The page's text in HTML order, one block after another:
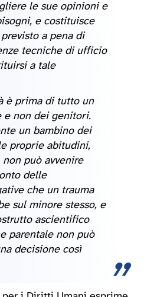
le sue opinioni e
e costituisce
a pena di
tecniche di ufficio
a tale
è prima di tutto un
non dei genitori.
un bambino dei
proprie abitudini,
può avvenire
delle
che un trauma
sul minore stesso, e
ascientifico
parentale non può
decisione così